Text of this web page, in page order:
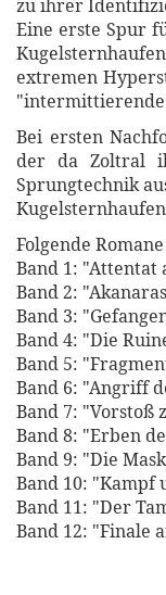
zu ihrer
Eine erste Spur
extremen
Bei ersten
der da Zoltral
Sprungtechnik
Folgende
Band 1: "Attentat
Band 2:
Band 3:
Band 4: "Die
Band 5:
Band 6: "Angriff
Band 7: "Vorstoß
Band 8: "Erben
Band 9: "Die
Band 10: "Kampf
Band 11: "Der
Band 12: "Finale